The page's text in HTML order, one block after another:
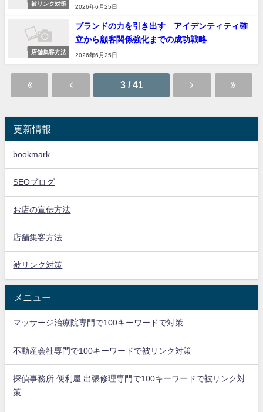
被リンク対策
2026年6月25日
店舗集客方法
ブランドの力を引き出す アイデンティティ確
立から顧客関係強化までの成功戦略
2026年6月25日
3 / 41
更新情報
bookmark
SEOブログ
お店の宣伝方法
店舗集客方法
被リンク対策
メニュー
マッサージ治療院専門で100キーワードで対策
不動産会社専門で100キーワードで被リンク対策
探偵事務所 便利屋 出張修理専門で100キーワードで被リンク対
策